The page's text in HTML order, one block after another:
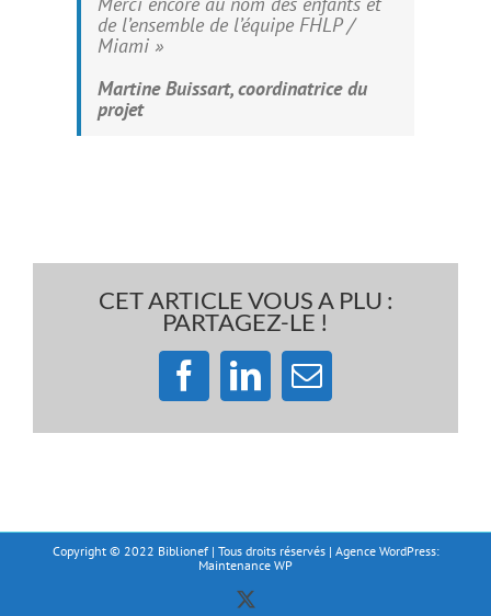
de l’ensemble de l’équipe FHLP /
Miami »
Martine Buissart, coordinatrice du
projet
CET ARTICLE VOUS A PLU :
PARTAGEZ-LE !
Facebook
LinkedIn
Email
Copyright © 2022 Biblionef | Tous droits réservés | Agence WordPress:
Maintenance WP
X